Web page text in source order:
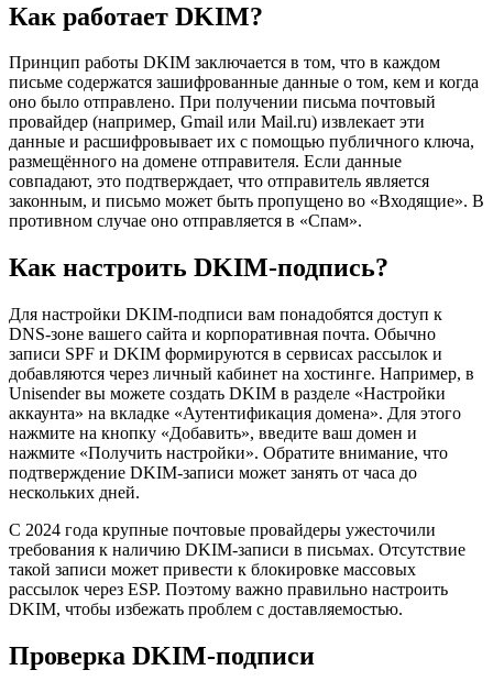
Как работает DKIM?
Принцип работы DKIM заключается в том, что в каждом
письме содержатся зашифрованные данные о том, кем и когда
оно было отправлено. При получении письма почтовый
провайдер (например, Gmail или Mail.ru) извлекает эти
данные и расшифровывает их с помощью публичного ключа,
размещённого на домене отправителя. Если данные
совпадают, это подтверждает, что отправитель является
законным, и письмо может быть пропущено во «Входящие». В
противном случае оно отправляется в «Спам».
Как настроить DKIM-подпись?
Для настройки DKIM-подписи вам понадобятся доступ к
DNS-зоне вашего сайта и корпоративная почта. Обычно
записи SPF и DKIM формируются в сервисах рассылок и
добавляются через личный кабинет на хостинге. Например, в
Unisender вы можете создать DKIM в разделе «Настройки
аккаунта» на вкладке «Аутентификация домена». Для этого
нажмите на кнопку «Добавить», введите ваш домен и
нажмите «Получить настройки». Обратите внимание, что
подтверждение DKIM-записи может занять от часа до
нескольких дней.
С 2024 года крупные почтовые провайдеры ужесточили
требования к наличию DKIM-записи в письмах. Отсутствие
такой записи может привести к блокировке массовых
рассылок через ESP. Поэтому важно правильно настроить
DKIM, чтобы избежать проблем с доставляемостью.
Проверка DKIM-подписи